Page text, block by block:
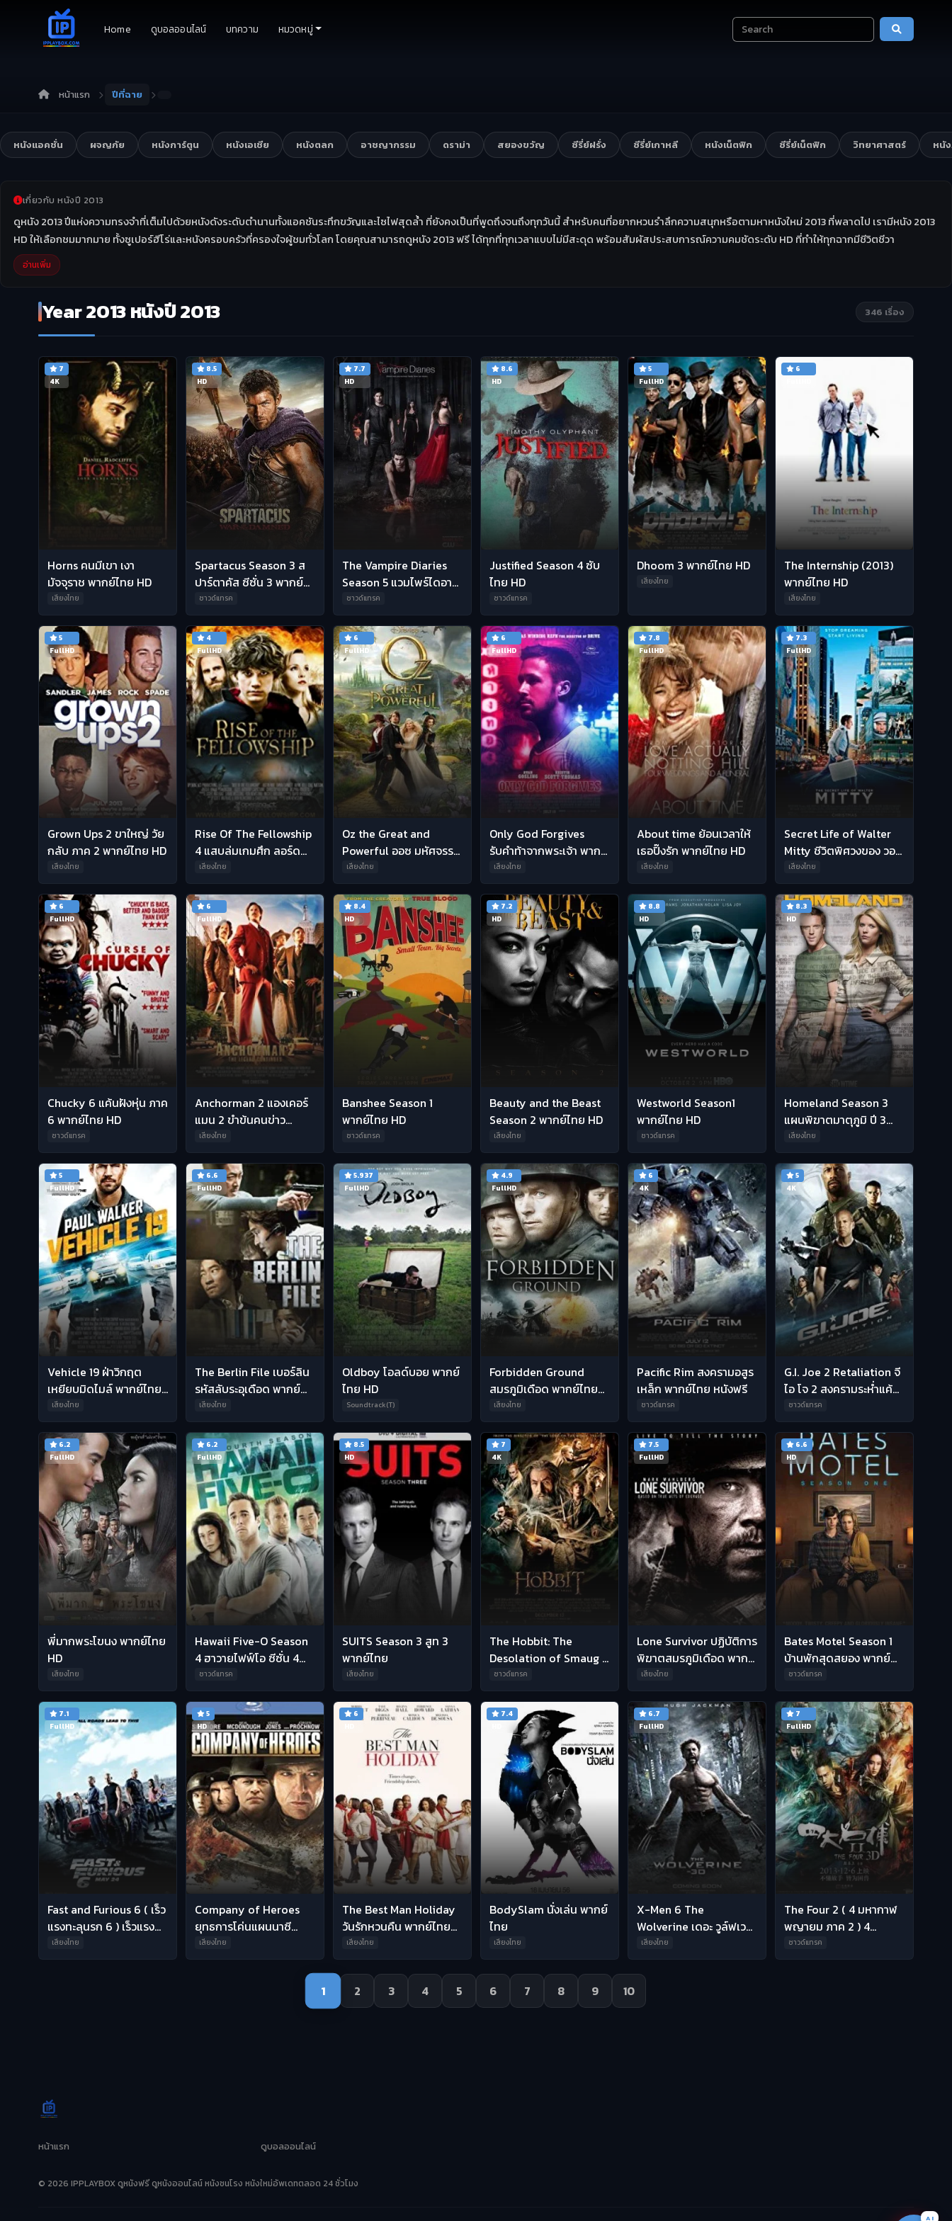
Home ดูบอลออนไลน์ บทความ หมวดหมู่
หน้าแรก ปีที่ฉาย
หนังแอคชั่น ผจญภัย หนังการ์ตูน หนังเอเชีย หนังตลก อาชญากรรม ดราม่า สยองขวัญ ซีรี่ย์ฝรั่ง ซีรี่ย์เกาหลี หนังเน็ตฟิก ซีรี่ย์เน็ตฟิก วิทยาศาสตร์ หนั
เกี่ยวกับ หนังปี 2013
ดูหนัง 2013 ปีแห่งความทรงจำที่เต็มไปด้วยหนังดังระดับตำนานทั้งแอคชันระทึกขวัญและไซไฟสุดล้ำ ที่ยังคงเป็นที่พูดถึงจนถึงทุกวันนี้ สำหรับคนที่อยากหวนรำลึกความสนุกหรือตามหาหนังใหม่ 2013 ที่พลาดไป เรามีหนัง 2013
HD ให้เลือกชมมากมาย ทั้งซูเปอร์ฮีโร่และหนังครอบครัวที่ครองใจผู้ชมทั่วโลก โดยคุณสามารถดูหนัง 2013 ฟรี ได้ทุกที่ทุกเวลาแบบไม่มีสะดุด พร้อมสัมผัสประสบการณ์ความคมชัดระดับ HD ที่ทำให้ทุกฉากมีชีวิตชีวา
อ่านเพิ่ม
Year 2013 หนังปี 2013 346 เรื่อง
7
4K
Horns คนมีเขา เงา
มัจจุราช พากย์ไทย HD
เสียงไทย
8.5
HD
Spartacus Season 3 ส
ปาร์ตาคัส ซีซั่น 3 พากย์
ไทย HD
ซาวด์แทรค
7.7
HD
The Vampire Diaries
Season 5 แวมไพร์ไดอารี่
ซีซัน 5 พากย์ไทย
ซาวด์แทรค
8.6
HD
Justified Season 4 ซับ
ไทย HD
ซาวด์แทรค
5
FullHD
Dhoom 3 พากย์ไทย HD
เสียงไทย
6
The Internship (2013)
พากย์ไทย HD
เสียงไทย
5
FullHD
Grown Ups 2 ขาใหญ่ วัย
กลับ ภาค 2 พากย์ไทย HD
เสียงไทย
4
FullHD
Rise Of The Fellowship
4 แสบล่มเกมศึก ลอร์ด
ออฟ เดอะ ริงค์ พากย์ไทย
เสียงไทย
6
FullHD
Oz the Great and
Powerful ออซ มหัศจรรย์
พ่อมดผู้ยิ่งใหญ่ พากย์ไทย
HD
เสียงไทย
6
FullHD
Only God Forgives
รับคำท้าจากพระเจ้า พากย์
ไทย HD
เสียงไทย
7.8
FullHD
About time ย้อนเวลาให้
เธอปิ๊งรัก พากย์ไทย HD
เสียงไทย
7.3
FullHD
Secret Life of Walter
Mitty ชีวิตพิศวงของ วอล
เตอร์ มิตตี้ พากย์ไทย HD
เสียงไทย
6
FullHD
Chucky 6 แค้นฝังหุ่น ภาค
6 พากย์ไทย HD
ซาวด์แทรค
6
FullHD
Anchorman 2 แองเคอร์
แมน 2 ขำข้นคนข่าว
พากย์ไทย HD
เสียงไทย
8.4
HD
Banshee Season 1
พากย์ไทย HD
ซาวด์แทรค
7.2
HD
Beauty and the Beast
Season 2 พากย์ไทย HD
เสียงไทย
8.8
HD
Westworld Season1
พากย์ไทย HD
ซาวด์แทรค
8.3
HD
Homeland Season 3
แผนพิฆาตมาตุภูมิ ปี 3
พากย์ไทย HD
เสียงไทย
5
FullHD
Vehicle 19 ฝ่าวิกฤต
เหยียบมิดไมล์ พากย์ไทย
HD
เสียงไทย
6.6
FullHD
The Berlin File เบอร์ลิน
รหัสลับระอุเดือด พากย์
ไทย HD
เสียงไทย
5.937
FullHD
Oldboy โอลด์บอย พากย์
ไทย HD
Soundtrack(T)
4.9
FullHD
Forbidden Ground
สมรภูมิเดือด พากย์ไทย
HD
เสียงไทย
6
4K
Pacific Rim สงครามอสูร
เหล็ก พากย์ไทย หนังฟรี
ซาวด์แทรค
5
4K
G.I. Joe 2 Retaliation จี
ไอ โจ 2 สงครามระห่ำแค้น
คอบร้าทมิฬ พากย์ไทย HD
ซาวด์แทรค
6.2
FullHD
พี่มากพระโขนง พากย์ไทย
HD
เสียงไทย
6.2
FullHD
Hawaii Five-O Season
4 ฮาวายไฟฟ์โอ ซีซั่น 4
พากย์ไทย
ซาวด์แทรค
8.5
HD
SUITS Season 3 สูท 3
พากย์ไทย
เสียงไทย
7
4K
The Hobbit: The
Desolation of Smaug :
เดอะ ฮอบบิท : ดินแดน
เปลี่ยวร้างของสม็อค พ
ซาวด์แทรค
7.5
FullHD
Lone Survivor ปฏิบัติการ
พิฆาตสมรภูมิเดือด พากย์
ไทย HD
เสียงไทย
6.6
HD
Bates Motel Season 1
บ้านพักสุดสยอง พากย์
ไทย
ซาวด์แทรค
7.1
FullHD
Fast and Furious 6 ( เร็ว
แรงทะลุนรก 6 ) เร็วแรง
ทะลุนรก 6 พากย์ไทย HD
เสียงไทย
5
HD
Company of Heroes
ยุทธการโค่นแผนนาซี
พากย์ไทย HD
เสียงไทย
6
The Best Man Holiday
วันรักหวนคืน พากย์ไทย
HD
เสียงไทย
7.4
BodySlam นั่งเล่น พากย์
ไทย
เสียงไทย
6.7
FullHD
X-Men 6 The
Wolverine เดอะ วูล์ฟเว
อรีน พากย์ไทย HD
เสียงไทย
7
FullHD
The Four 2 ( 4 มหากาฬ
พญายม ภาค 2 ) 4
มหากาฬพญายม พากย์
ไทย HD
ซาวด์แทรค
1 2 3 4 5 6 7 8 9 10
หน้าแรก ดูบอลออนไลน์
© 2026 IPPLAYBOX ดูหนังฟรี ดูหนังออนไลน์ หนังชนโรง หนังใหม่อัพเดทตลอด 24 ชั่วโมง
AI